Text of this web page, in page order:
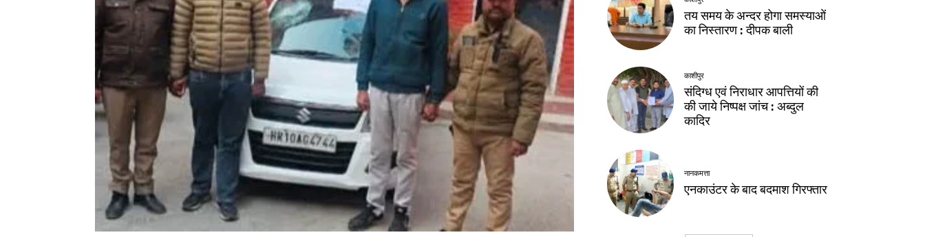
तय समय के अन्दर होगा समस्याओं
का निस्तारण : दीपक बाली
काशीपुर
संदिग्ध एवं निराधार आपत्तियों की
की जाये निष्पक्ष जांच : अब्दुल
कादिर
नानकमत्ता
एनकाउंटर के बाद बदमाश गिरफ्तार